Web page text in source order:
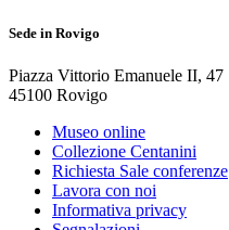
Sede in Rovigo
Piazza Vittorio Emanuele II, 47
45100 Rovigo
Museo online
Collezione Centanini
Richiesta Sale conferenze
Lavora con noi
Informativa privacy